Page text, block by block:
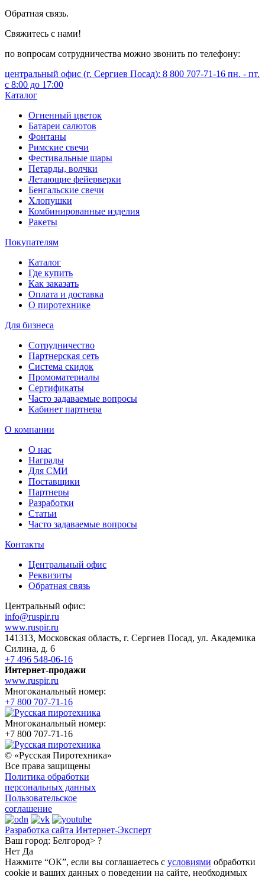
Обратная связь.
Свяжитесь с нами!
по вопросам сотрудничества можно звонить по телефону:
центральный офис (г. Сергиев Посад): 8 800 707-71-16 пн. - пт.
с 8:00 до 17:00
Каталог
Огненный цветок
Батареи салютов
Фонтаны
Римские свечи
Фестивальные шары
Петарды, волчки
Летающие фейерверки
Бенгальские свечи
Хлопушки
Комбинированные изделия
Ракеты
Покупателям
Каталог
Где купить
Как заказать
Оплата и доставка
О пиротехнике
Для бизнеса
Сотрудничество
Партнерская сеть
Система скидок
Промоматериалы
Сертификаты
Часто задаваемые вопросы
Кабинет партнера
О компании
О нас
Награды
Для СМИ
Поставщики
Партнеры
Разработки
Статьи
Часто задаваемые вопросы
Контакты
Центральный офис
Реквизиты
Обратная связь
Центральный офис:
info@ruspir.ru
www.ruspir.ru
141313, Московская область, г. Сергиев Посад, ул. Академика
Силина, д. 6
+7 496 548-06-16
Интернет-продажи
www.ruspir.ru
Многоканальный номер:
+7 800 707-71-16
Многоканальный номер:
+7 800 707-71-16
© «Русская Пиротехника»
Все права защищены
Политика обработки
персональных данных
Пользовательское
соглашение
Разработка сайта Интернет-Эксперт
Ваш город: Белгород> ?
Нет Да
Нажмите “ОК”, если вы соглашаетесь с условиями обработки
cookie и ваших данных о поведении на сайте, необходимых